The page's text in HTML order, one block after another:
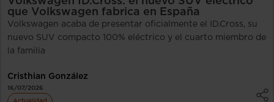
que Volkswagen fabrica en España
Volkswagen acaba de presentar oficialmente el ID.Cross, su
nuevo SUV compacto 100% eléctrico y el cuarto miembro de
la familia
Cristhian González
16/07/2026